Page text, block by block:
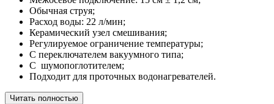
Обычная струя;
Расход воды: 22 л/мин;
Керамический узел смешивания;
Регулируемое ограничение температуры;
С переключателем вакуумного типа;
С шумопоглотителем;
Подходит для проточных водонагревателей.
Читать полностью